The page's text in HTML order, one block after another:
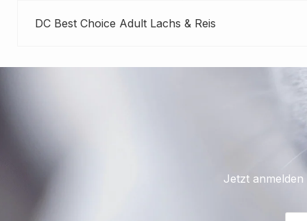
DC Best Choice Adult Lachs & Reis
Jetzt